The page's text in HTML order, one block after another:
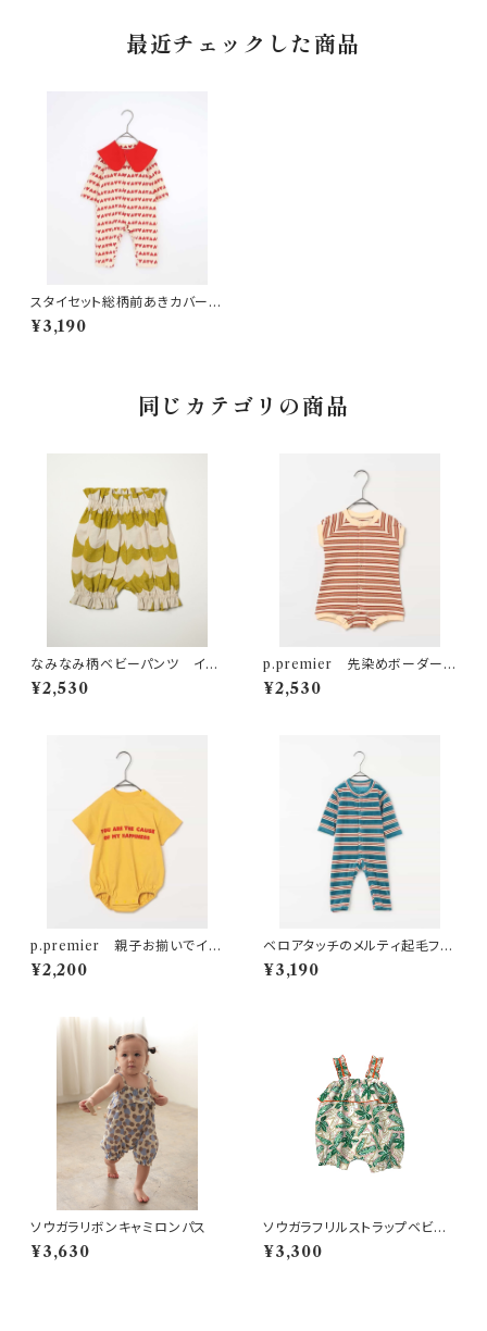
最近チェックした商品
スタイセット総柄前あきカバーオ
ール アイボリー
¥3,190
同じカテゴリの商品
なみなみ柄ベビーパンツ イエ
ロー
¥2,530
p.premier 先染めボーダーワ
ッフルロンパース アイボリー
¥2,530
p.premier 親子お揃いでイロ
チ買いしたいシンプルロゴTロン
パース イエロー
¥2,200
ベロアタッチのメルティ起毛フリ
ースぬくぬくカバーオール ボ
ーダー
¥3,190
ソウガラリボンキャミロンパス
¥3,630
ソウガラフリルストラップベビー
サロペット ベージュ
¥3,300